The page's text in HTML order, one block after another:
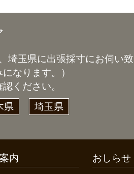
玉県に出張採寸にお伺い致
なります。）
ください。
県 埼玉県
内 おしらせ